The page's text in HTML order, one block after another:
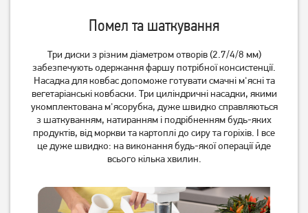
М'ясорубка Rotex RMG201-
2 299 грн
М'ясорубка Rotex RMG202-
G Vega
2 649грн
Помел та шаткування
Три диски з різним діаметром отворів (2.7/4/8 мм)
забезпечують одержання фаршу потрібної консистенції.
Насадка для ковбас допоможе готувати смачні м'ясні та
вегетаріанські ковбаски. Три циліндричні насадки, якими
укомплектована м'ясорубка, дуже швидко справляються
з шаткуванням, натиранням і подрібненням будь-яких
продуктів, від моркви та картоплі до сиру та горіхів. І все
це дуже швидко: на виконання будь-якої операції йде
всього кілька хвилин.